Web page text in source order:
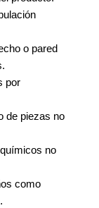
o pared
por
de piezas no
no
como